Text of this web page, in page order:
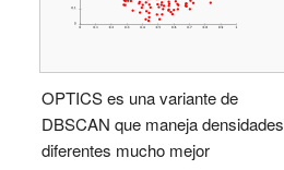
OPTICS es una variante de
DBSCAN que maneja densidades
diferentes mucho mejor